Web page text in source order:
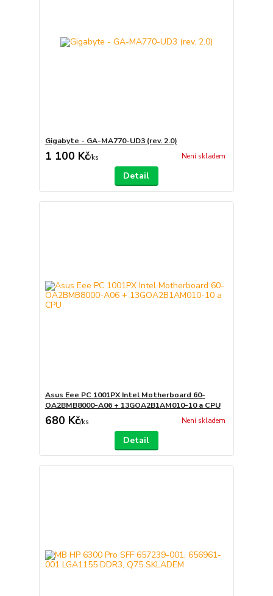
Gigabyte - GA-MA770-UD3 (rev. 2.0)
1 100 Kč/ks Není skladem
Detail
Asus Eee PC 1001PX Intel Motherboard 60-
OA2BMB8000-A06 + 13GOA2B1AM010-10 a CPU
680 Kč/ks Není skladem
Detail